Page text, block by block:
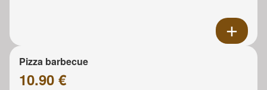
Pizza barbecue
10.90 €